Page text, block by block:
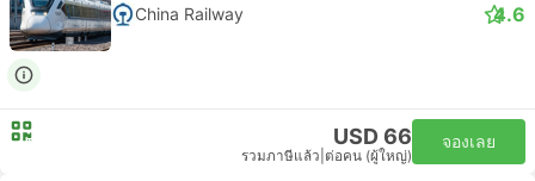
China Railway 4.6
USD 66
รวมภาษีแล้ว ต่อคน (ผู้ใหญ่)
จองเลย